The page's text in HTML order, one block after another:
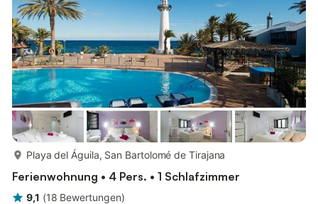
Baby.Es verfügt über einen Garten und eine Terrasse.
Playa del Águila, San Bartolomé de Tirajana
Ferienwohnung • 4 Pers. • 1 Schlafzimmer
9,1 (18 Bewertungen)